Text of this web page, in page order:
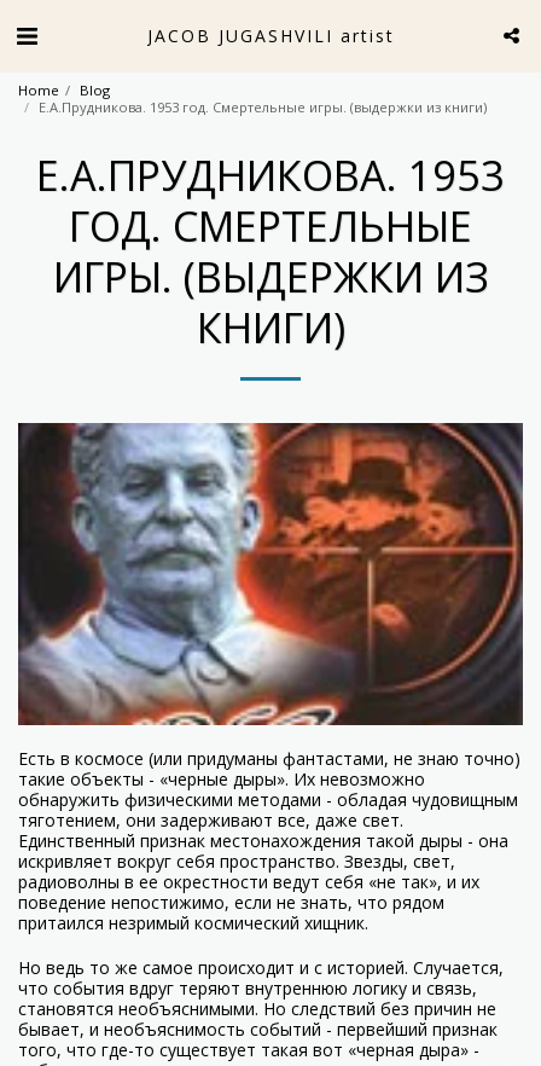
JACOB JUGASHVILI artist
Home
Blog
Е.А.Прудникова. 1953 год. Смертельные игры. (выдержки из книги)
Е.А.ПРУДНИКОВА. 1953
ГОД. СМЕРТЕЛЬНЫЕ
ИГРЫ. (ВЫДЕРЖКИ ИЗ
КНИГИ)
Есть в космосе (или придуманы фантастами, не знаю точно)
такие объекты - «черные дыры». Их невозможно
обнаружить физическими методами - обладая чудовищным
тяготением, они задерживают все, даже свет.
Единственный признак местонахождения такой дыры - она
искривляет вокруг себя пространство. Звезды, свет,
радиоволны в ее окрестности ведут себя «не так», и их
поведение непостижимо, если не знать, что рядом
притаился незримый космический хищник.
Но ведь то же самое происходит и с историей. Случается,
что события вдруг теряют внутреннюю логику и связь,
становятся необъяснимыми. Но следствий без причин не
бывает, и необъяснимость событий - первейший признак
того, что где-то существует такая вот «черная дыра» -